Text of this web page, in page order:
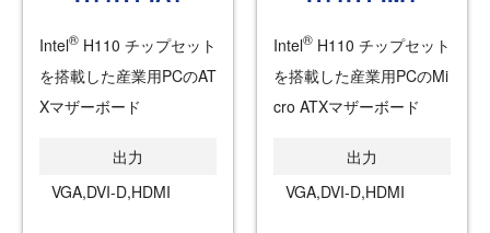
Intel® H110 チップセット
を搭載した産業用PCのAT
Xマザーボード
出力
VGA,DVI-D,HDMI
Intel® H110 チップセット
を搭載した産業用PCのMi
cro ATXマザーボード
出力
VGA,DVI-D,HDMI